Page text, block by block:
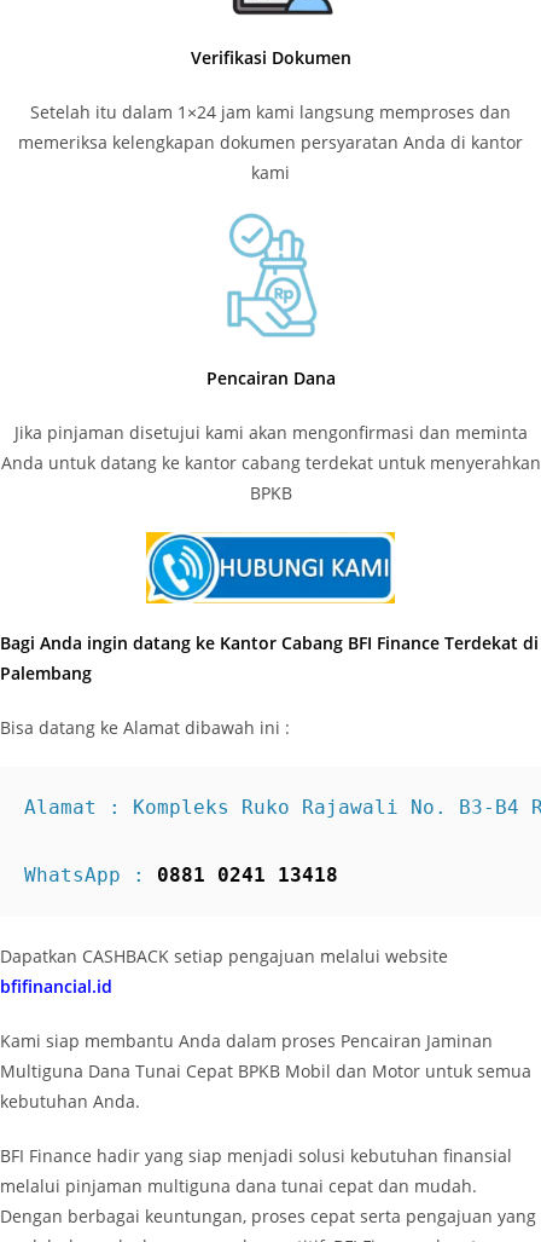
Verifikasi Dokumen
Setelah itu dalam 1×24 jam kami langsung memproses dan
memeriksa kelengkapan dokumen persyaratan Anda di kantor
kami
Pencairan Dana
Jika pinjaman disetujui kami akan mengonfirmasi dan meminta
Anda untuk datang ke kantor cabang terdekat untuk menyerahkan
BPKB
Bagi Anda ingin datang ke Kantor Cabang BFI Finance Terdekat di
Palembang
Bisa datang ke Alamat dibawah ini :
Alamat : Kompleks Ruko Rajawali No. B3-
WhatsApp : 0881 0241 13418
Dapatkan CASHBACK setiap pengajuan melalui website
bfifinancial.id
Kami siap membantu Anda dalam proses Pencairan Jaminan
Multiguna Dana Tunai Cepat BPKB Mobil dan Motor untuk semua
kebutuhan Anda.
BFI Finance hadir yang siap menjadi solusi kebutuhan finansial
melalui pinjaman multiguna dana tunai cepat dan mudah.
Dengan berbagai keuntungan, proses cepat serta pengajuan yang